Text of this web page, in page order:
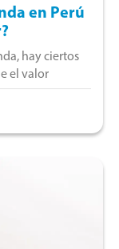
en Perú
hay ciertos
el valor
estás pensando